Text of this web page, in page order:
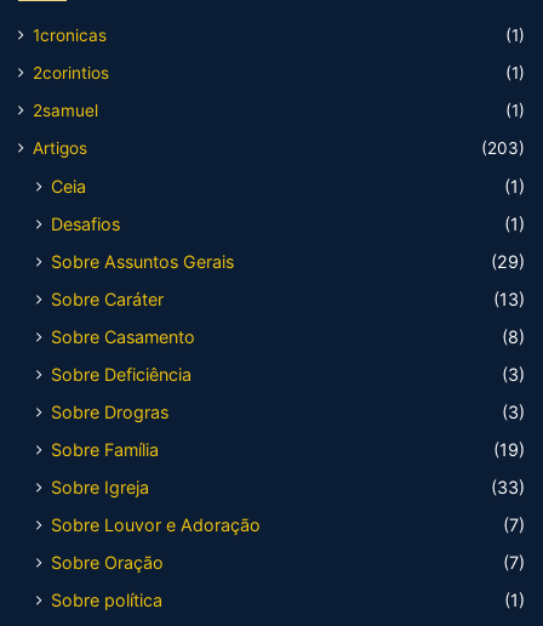
1cronicas
(1)
2corintios
(1)
2samuel
(1)
Artigos
(203)
Ceia
(1)
Desafios
(1)
Sobre Assuntos Gerais
(29)
Sobre Caráter
(13)
Sobre Casamento
(8)
Sobre Deficiência
(3)
Sobre Drogras
(3)
Sobre Família
(19)
Sobre Igreja
(33)
Sobre Louvor e Adoração
(7)
Sobre Oração
(7)
Sobre política
(1)